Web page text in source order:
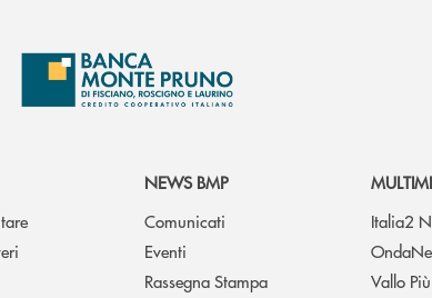
NEWS BMP
Comunicati
Eventi
Rassegna Stampa
Italia2
Vallo Più